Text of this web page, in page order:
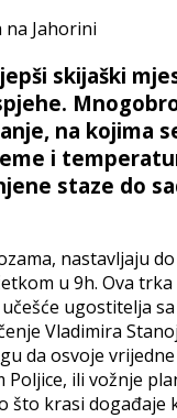
skijaški
na kojima
i
staze do
nastavljaju
u 9h. Ova
ugostitelja
Vladimira
da osvoje
ili vožnje
što krasi